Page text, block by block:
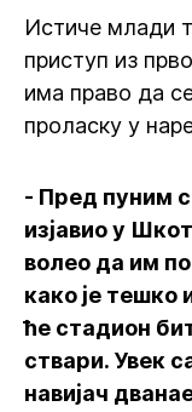
Истиче млади
приступ из
има право да
проласку у
- Пред пуним
изјавио у
волео да им
како је тешко
ће стадион
ствари. Увек
навијач